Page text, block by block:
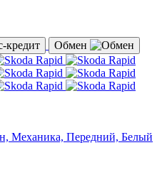
Обмен
Механика, Передний, Белый